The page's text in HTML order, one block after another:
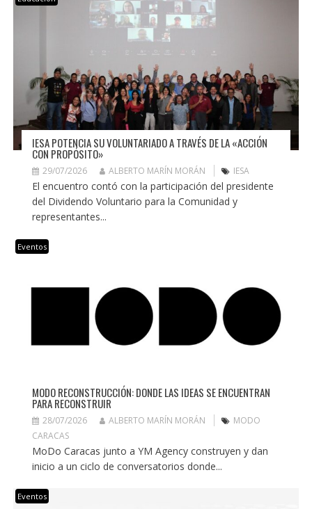
IESA POTENCIA SU VOLUNTARIADO A TRAVÉS DE LA «ACCIÓN
CON PROPÓSITO»
29/07/2026 ALBERTO MARÍN MORÁN IESA
El encuentro contó con la participación del presidente
del Dividendo Voluntario para la Comunidad y
representantes...
Eventos
MODO RECONSTRUCCIÓN: DONDE LAS IDEAS SE ENCUENTRAN
PARA RECONSTRUIR
28/07/2026 ALBERTO MARÍN MORÁN
MODO
CARACAS
MoDo Caracas junto a YM Agency construyen y dan
inicio a un ciclo de conversatorios donde...
Eventos